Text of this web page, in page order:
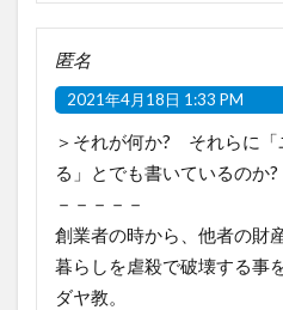
匿名
2021年4月18日 1:33 PM
＞それが何か? それらに「
る」とでも書いているのか
－－－－－
創業者の時から、他者の財
暮らしを虐殺で破壊する事
ダヤ教。